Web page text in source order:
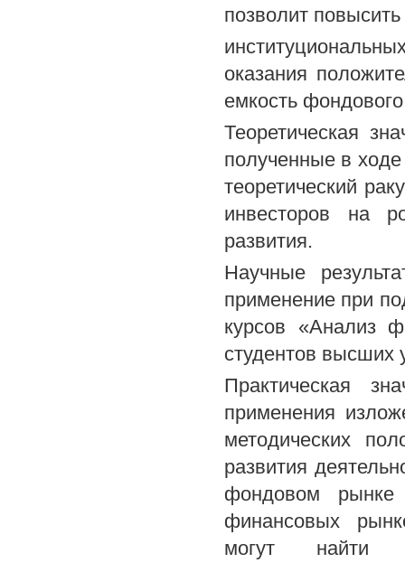
позволит
оказания
емкость
Теоретическая
полученные в
теоретический
инвесторов на
развития.
Научные
применение при
курсов «Анализ
студентов высших
Практическая
применения
методических
развития
фондовом рынке
финансовых
могут найти